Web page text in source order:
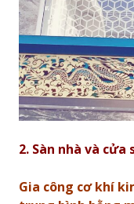
2. Sàn nhà và
Gia công cơ khí